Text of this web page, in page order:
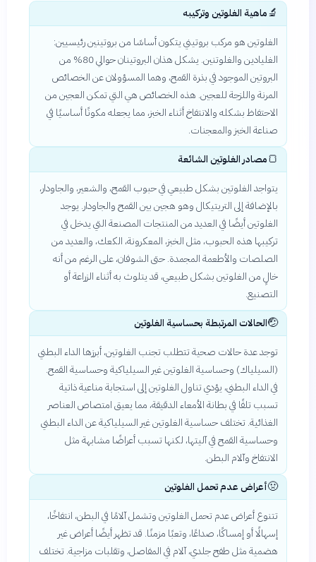
🔬ماهية الغلوتين وتركيبه
الغلوتين هو مركب بروتيني يتكون أساسًا من بروتينين رئيسيين:
الغليادين والغلوتنين. يشكل هذان البروتينان حوالي 80% من
البروتين الموجود في بذرة القمح، وهما المسؤولان عن الخصائص
المرنة واللزجة للعجين. هذه الخصائص هي التي تمكن العجين من
الاحتفاظ بشكله والانتفاخ أثناء الخبز، مما يجعله مكونًا أساسيًا في
صناعة الخبز والمعجنات.
🍞مصادر الغلوتين الشائعة
يتواجد الغلوتين بشكل طبيعي في حبوب القمح، والشعير، والجاودار،
بالإضافة إلى التريتيكال وهو هجين بين القمح والجاودار. يوجد
الغلوتين أيضًا في العديد من المنتجات المصنعة التي يدخل في
تركيبها هذه الحبوب، مثل الخبز، المعكرونة، الكعك، والعديد من
الصلصات والأطعمة المجمدة. حتى الشوفان، على الرغم من أنه
خالٍ من الغلوتين بشكل طبيعي، قد يتلوث به أثناء الزراعة أو
التصنيع.
🤕الحالات المرتبطة بحساسية الغلوتين
توجد عدة حالات صحية تتطلب تجنب الغلوتين، أبرزها الداء البطني
(السيلياك) وحساسية الغلوتين غير السيلياكية وحساسية القمح.
في الداء البطني، يؤدي تناول الغلوتين إلى استجابة مناعية ذاتية
تسبب تلفًا في بطانة الأمعاء الدقيقة، مما يعيق امتصاص العناصر
الغذائية. تختلف حساسية الغلوتين غير السيلياكية عن الداء البطني
وحساسية القمح في آليتها، لكنها تسبب أعراضًا مشابهة مثل
الانتفاخ وآلام البطن.
🤢أعراض عدم تحمل الغلوتين
تتنوع أعراض عدم تحمل الغلوتين وتشمل آلامًا في البطن، انتفاخًا،
إسهالًا أو إمساكًا، صداعًا، وتعبًا مزمنًا. قد تظهر أيضًا أعراض غير
هضمية مثل طفح جلدي، آلام في المفاصل، وتقلبات مزاجية. تختلف